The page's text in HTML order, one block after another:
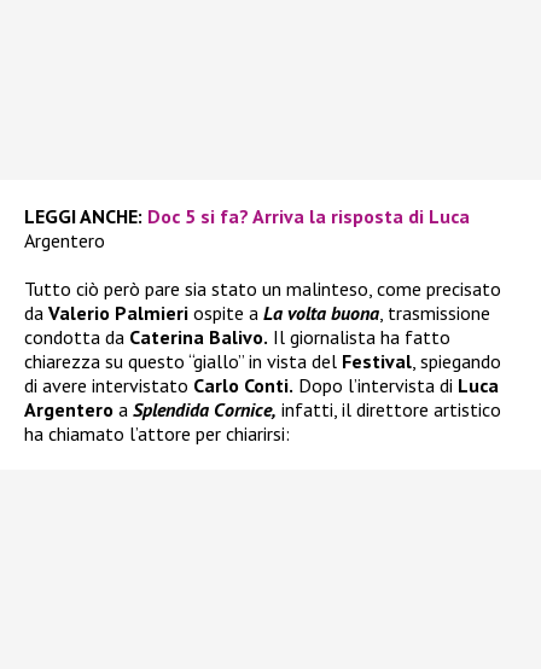
LEGGI ANCHE: Doc 5 si fa? Arriva la risposta di Luca
Argentero
Tutto ciò però pare sia stato un malinteso, come precisato
da Valerio Palmieri ospite a La volta buona, trasmissione
condotta da Caterina Balivo. Il giornalista ha fatto
chiarezza su questo “giallo” in vista del Festival, spiegando
di avere intervistato Carlo Conti. Dopo l’intervista di Luca
Argentero a Splendida Cornice, infatti, il direttore artistico
ha chiamato l’attore per chiarirsi: